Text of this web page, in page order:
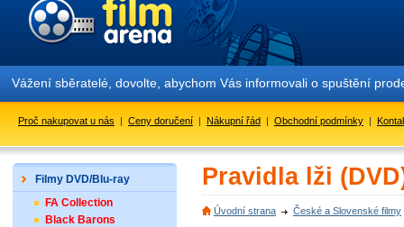
Vážení sběratelé, dovolte, abychom Vás informovali o spuštění
Proč nakupovat u nás | Ceny doručení | Nákupní řád | Obchodní podmínky |
Filmy DVD/Blu-ray
FA Collection
Black Barons
Pravidla lži
Úvodní strana České a Slovenské filmy